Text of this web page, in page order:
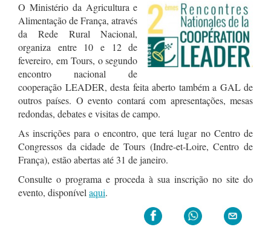
O Ministério da Agricultura e
Alimentação de França, através
da Rede Rural Nacional,
organiza entre 10 e 12 de
fevereiro, em Tours, o segundo
encontro nacional de
cooperação LEADER, desta feita aberto também a GAL de
outros países. O evento contará com apresentações, mesas
redondas, debates e visitas de campo.
As inscrições para o encontro, que terá lugar no Centro de
Congressos da cidade de Tours (Indre-et-Loire, Centro de
França), estão abertas até 31 de janeiro.
Consulte o programa e proceda à sua inscrição no site do
evento, disponível aqui.